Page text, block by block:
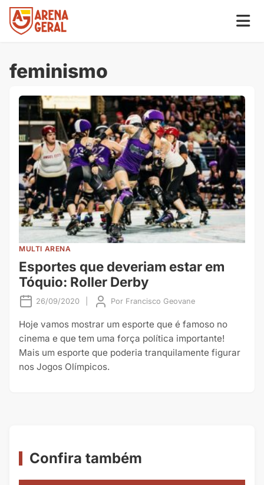
feminismo
MULTI ARENA
Esportes que deveriam estar em
Tóquio: Roller Derby
26/09/2020 Por Francisco Geovane
Hoje vamos mostrar um esporte que é famoso no
cinema e que tem uma força política importante!
Mais um esporte que poderia tranquilamente figurar
nos Jogos Olímpicos.
Confira também